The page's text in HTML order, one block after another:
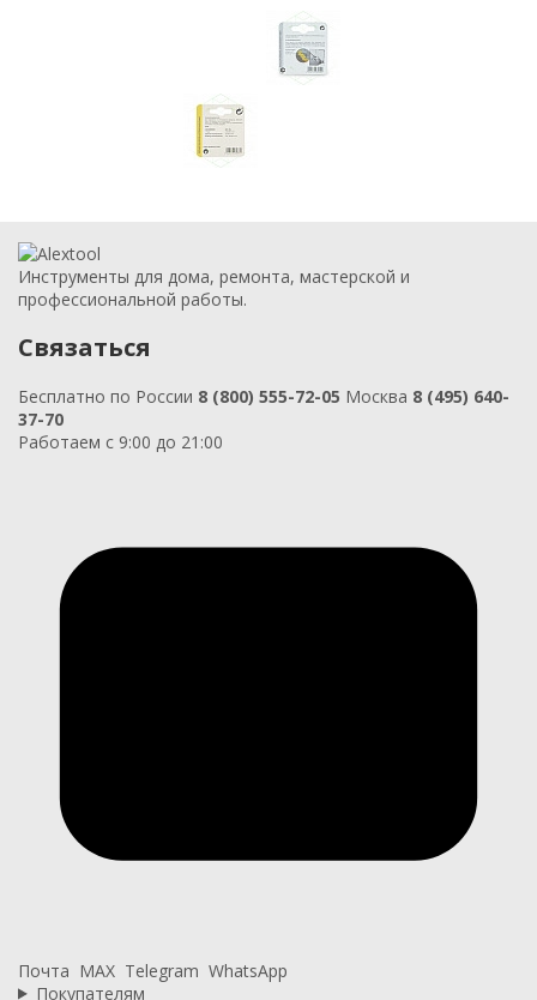
Инструменты для дома, ремонта, мастерской и
профессиональной работы.
Связаться
Бесплатно по России 8 (800) 555-72-05 Москва 8 (495) 640-
37-70
Работаем с 9:00 до 21:00
Почта MAX Telegram WhatsApp
Покупателям